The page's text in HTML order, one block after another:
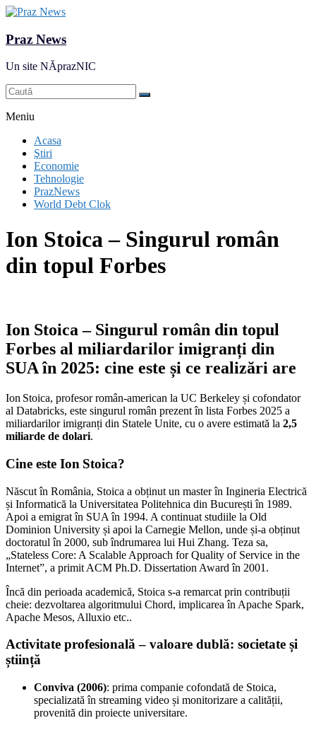
Praz News
Un site NĂprazNIC
Meniu
Acasa
Ştiri
Economie
Tehnologie
PrazNews
World Debt Clok
Ion Stoica – Singurul român
din topul Forbes
Ion Stoica – Singurul român din topul
Forbes al miliardarilor imigranți din
SUA în 2025: cine este și ce realizări are
Ion Stoica, profesor român-american la UC Berkeley și cofondator
al Databricks, este singurul român prezent în lista Forbes 2025 a
miliardarilor imigranți din Statele Unite, cu o avere estimată la 2,5
miliarde de dolari.
Cine este Ion Stoica?
Născut în România, Stoica a obținut un master în Ingineria Electrică
și Informatică la Universitatea Politehnica din București în 1989.
Apoi a emigrat în SUA în 1994. A continuat studiile la Old
Dominion University și apoi la Carnegie Mellon, unde și-a obținut
doctoratul în 2000, sub îndrumarea lui Hui Zhang. Teza sa,
„Stateless Core: A Scalable Approach for Quality of Service in the
Internet”, a primit ACM Ph.D. Dissertation Award în 2001.
Încă din perioada academică, Stoica s-a remarcat prin contribuții
cheie: dezvoltarea algoritmului Chord, implicarea în Apache Spark,
Apache Mesos, Alluxio etc..
Activitate profesională – valoare dublă: societate și
știință
Conviva (2006): prima companie cofondată de Stoica,
specializată în streaming video și monitorizare a calității,
provenită din proiecte universitare.